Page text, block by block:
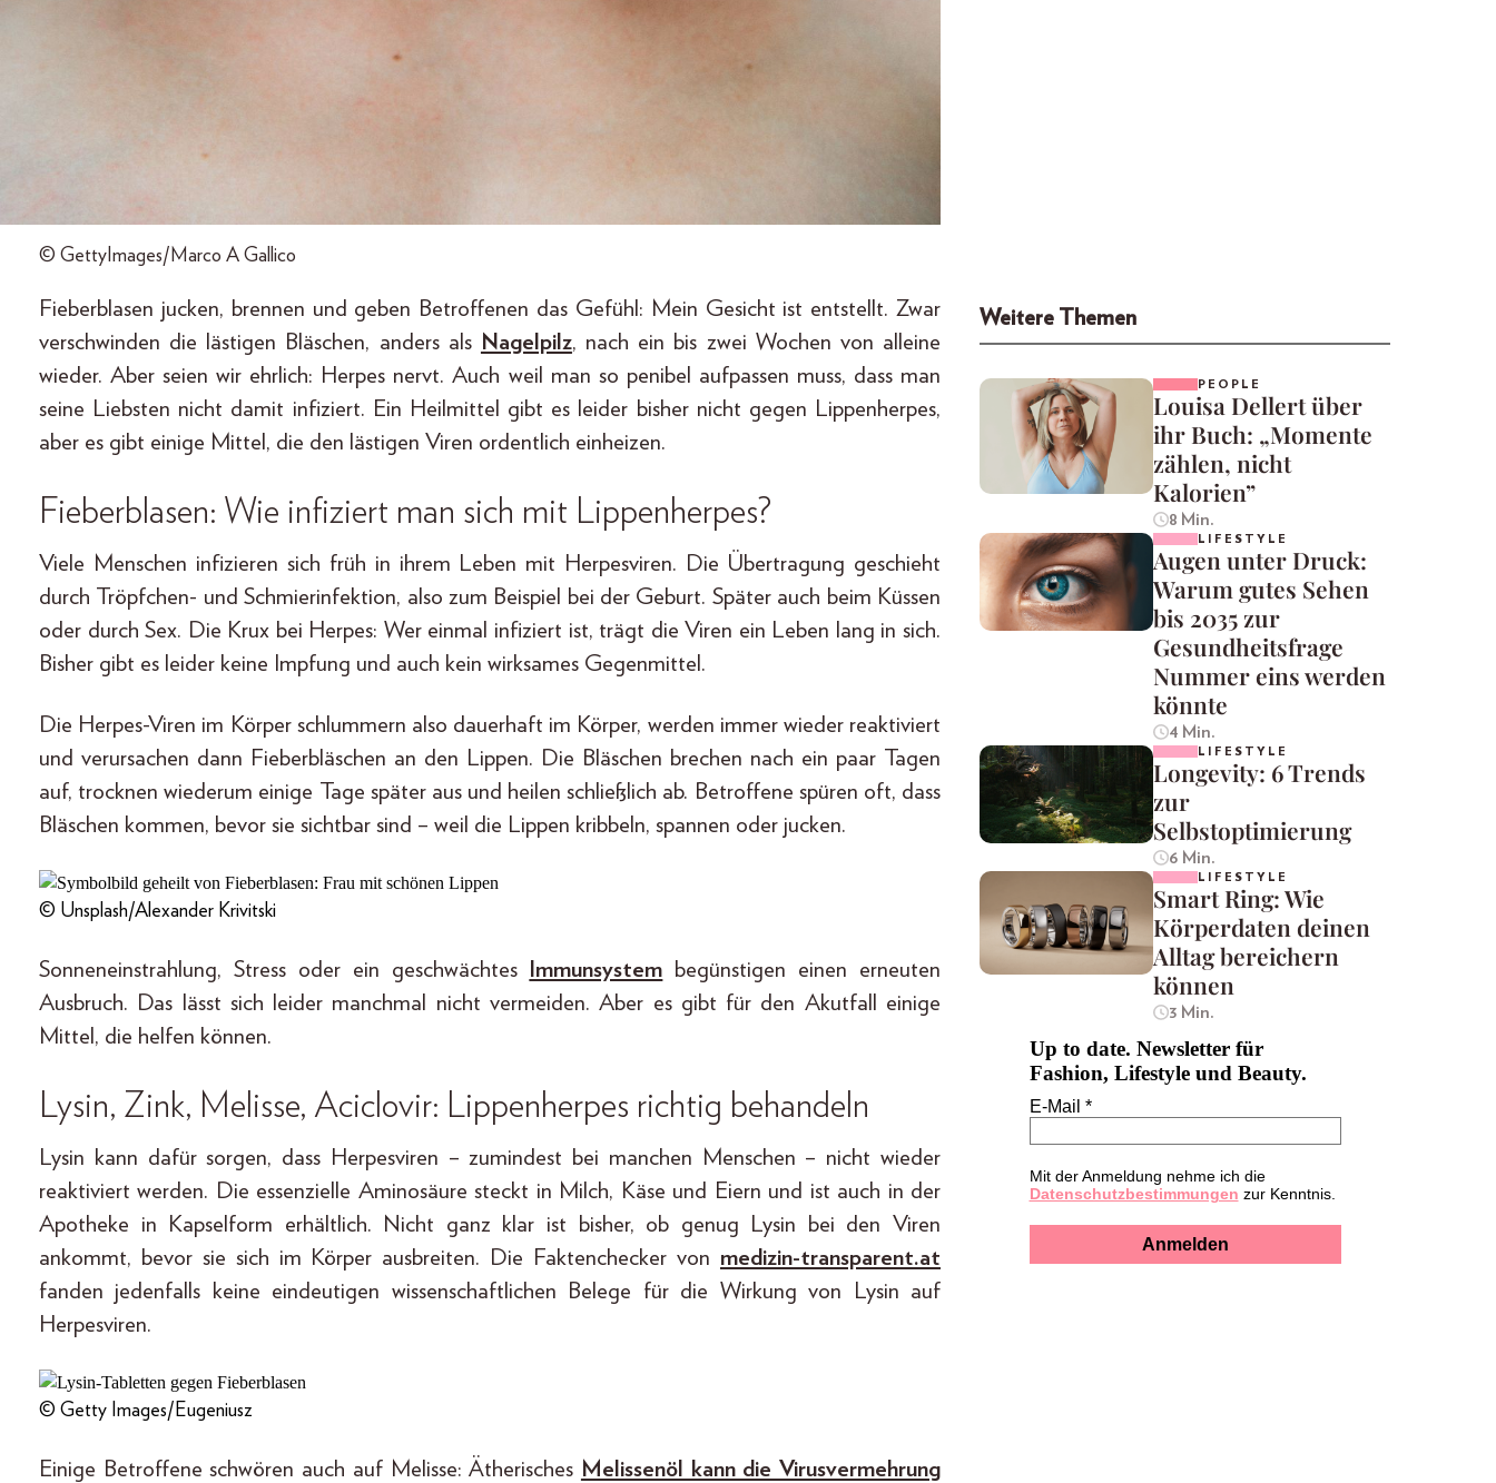
© GettyImages/Marco A Gallico
Fieberblasen jucken, brennen und geben Betroffenen das Gefühl: Mein Gesicht ist entstellt. Zwar
verschwinden die lästigen Bläschen, anders als Nagelpilz, nach ein bis zwei Wochen von alleine
wieder. Aber seien wir ehrlich: Herpes nervt. Auch weil man so penibel aufpassen muss, dass man
seine Liebsten nicht damit infiziert. Ein Heilmittel gibt es leider bisher nicht gegen Lippenherpes,
aber es gibt einige Mittel, die den lästigen Viren ordentlich einheizen.
Fieberblasen: Wie infiziert man sich mit Lippenherpes?
Viele Menschen infizieren sich früh in ihrem Leben mit Herpesviren. Die Übertragung geschieht
durch Tröpfchen- und Schmierinfektion, also zum Beispiel bei der Geburt. Später auch beim Küssen
oder durch Sex. Die Krux bei Herpes: Wer einmal infiziert ist, trägt die Viren ein Leben lang in sich.
Bisher gibt es leider keine Impfung und auch kein wirksames Gegenmittel.
Die Herpes-Viren im Körper schlummern also dauerhaft im Körper, werden immer wieder reaktiviert
und verursachen dann Fieberbläschen an den Lippen. Die Bläschen brechen nach ein paar Tagen
auf, trocknen wiederum einige Tage später aus und heilen schließlich ab. Betroffene spüren oft, dass
Bläschen kommen, bevor sie sichtbar sind – weil die Lippen kribbeln, spannen oder jucken.
© Unsplash/Alexander Krivitski
Sonneneinstrahlung, Stress oder ein geschwächtes Immunsystem begünstigen einen erneuten
Ausbruch. Das lässt sich leider manchmal nicht vermeiden. Aber es gibt für den Akutfall einige
Mittel, die helfen können.
Lysin, Zink, Melisse, Aciclovir: Lippenherpes richtig behandeln
Lysin kann dafür sorgen, dass Herpesviren – zumindest bei manchen Menschen – nicht wieder
reaktiviert werden. Die essenzielle Aminosäure steckt in Milch, Käse und Eiern und ist auch in der
Apotheke in Kapselform erhältlich. Nicht ganz klar ist bisher, ob genug Lysin bei den Viren
ankommt, bevor sie sich im Körper ausbreiten. Die Faktenchecker von medizin-transparent.at
fanden jedenfalls keine eindeutigen wissenschaftlichen Belege für die Wirkung von Lysin auf
Herpesviren.
© Getty Images/Eugeniusz
Einige Betroffene schwören auch auf Melisse: Ätherisches Melissenöl kann die Virusvermehrung
Weitere Themen
PEOPLE
Louisa Dellert über
ihr Buch: „Momente
zählen, nicht
Kalorien”
8 Min.
LIFESTYLE
Augen unter Druck:
Warum gutes Sehen
bis 2035 zur
Gesundheitsfrage
Nummer eins werden
könnte
4 Min.
LIFESTYLE
Longevity: 6 Trends
zur
Selbstoptimierung
6 Min.
LIFESTYLE
Smart Ring: Wie
Körperdaten deinen
Alltag bereichern
können
3 Min.